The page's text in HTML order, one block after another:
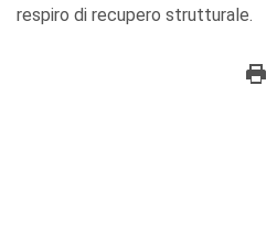
respiro di recupero strutturale.